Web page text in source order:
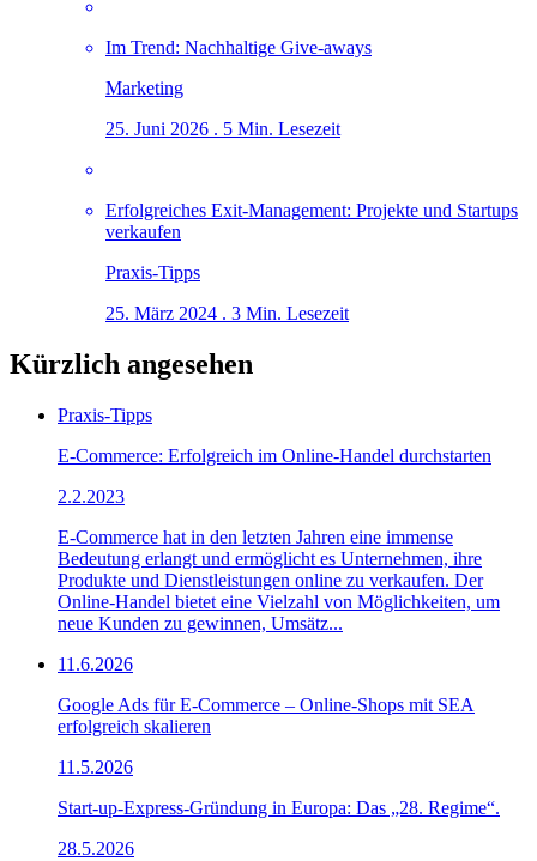
Im Trend: Nachhaltige Give-aways
Marketing
25. Juni 2026 . 5 Min. Lesezeit
Erfolgreiches Exit-Management: Projekte und Startups
verkaufen
Praxis-Tipps
25. März 2024 . 3 Min. Lesezeit
Kürzlich angesehen
Praxis-Tipps
E-Commerce: Erfolgreich im Online-Handel durchstarten
2.2.2023
E-Commerce hat in den letzten Jahren eine immense
Bedeutung erlangt und ermöglicht es Unternehmen, ihre
Produkte und Dienstleistungen online zu verkaufen. Der
Online-Handel bietet eine Vielzahl von Möglichkeiten, um
neue Kunden zu gewinnen, Umsätz...
11.6.2026
Google Ads für E-Commerce – Online-Shops mit SEA
erfolgreich skalieren
11.5.2026
Start-up-Express-Gründung in Europa: Das „28. Regime“.
28.5.2026